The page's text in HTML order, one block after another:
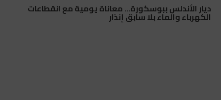
ديار الأندلس ببوسكورة… معاناة يومية مع انقطاعات
الكهرباء والماء بلا سابق إنذار